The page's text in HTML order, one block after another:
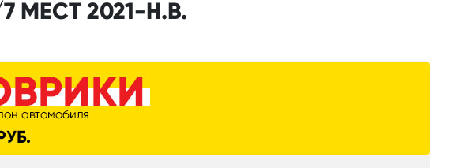
7 МЕСТ 2021-Н.В.